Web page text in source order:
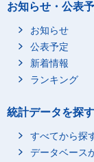
お知らせ・公表
お知らせ
公表予定
新着情報
ランキング
統計データを探す
すべてから探
データベース